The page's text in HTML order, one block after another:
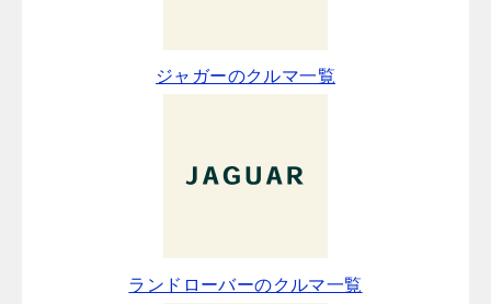
ジャガーのクルマ一覧
ランドローバーのクルマ一覧